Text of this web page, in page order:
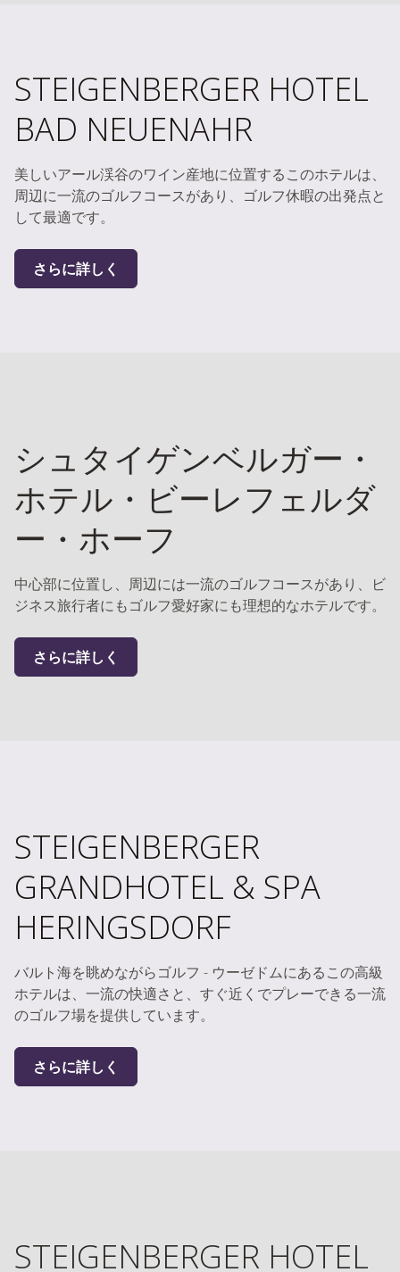
STEIGENBERGER HOTEL
BAD NEUENAHR
美しいアール渓谷のワイン産地に位置するこのホテルは、
周辺に一流のゴルフコースがあり、ゴルフ休暇の出発点と
して最適です。
さらに詳しく
シュタイゲンベルガー・
ホテル・ビーレフェルダ
ー・ホーフ
中心部に位置し、周辺には一流のゴルフコースがあり、ビ
ジネス旅行者にもゴルフ愛好家にも理想的なホテルです。
さらに詳しく
STEIGENBERGER
GRANDHOTEL & SPA
HERINGSDORF
バルト海を眺めながらゴルフ - ウーゼドムにあるこの高級
ホテルは、一流の快適さと、すぐ近くでプレーできる一流
のゴルフ場を提供しています。
さらに詳しく
STEIGENBERGER HOTEL